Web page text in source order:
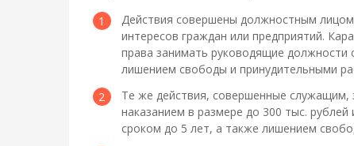
Действия совершены должностным
интересов граждан или предприятий.
права занимать руководящие должности
лишением свободы и принудительными
Те же действия, совершенные
наказанием в размере до 300 тыс.
сроком до 5 лет, а также лишением